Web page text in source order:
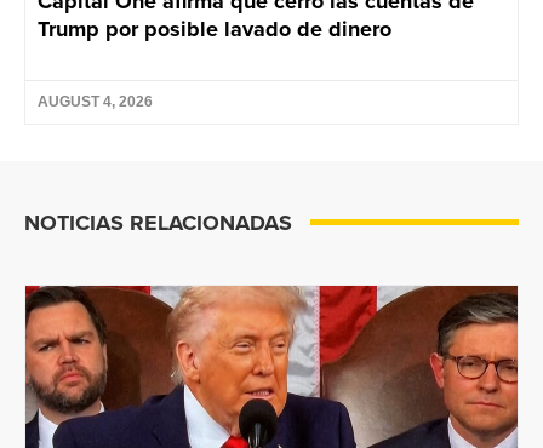
Trump por posible lavado de dinero
AUGUST 4, 2026
NOTICIAS RELACIONADAS